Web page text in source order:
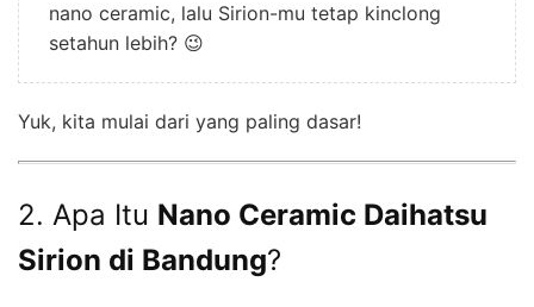
nano ceramic, lalu Sirion-mu tetap kinclong
setahun lebih? 😉
Yuk, kita mulai dari yang paling dasar!
2. Apa Itu Nano Ceramic Daihatsu
Sirion di Bandung?